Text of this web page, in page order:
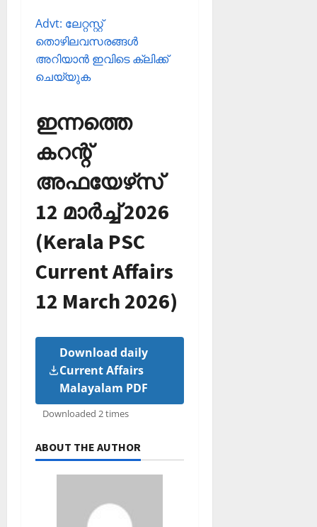
Advt: ലേറ്റസ്റ്റ്
തൊഴിലവസരങ്ങള്‍
അറിയാന്‍ ഇവിടെ ക്ലിക്ക്
ചെയ്യുക
ഇന്നത്തെ
കറന്റ്
അഫയേഴ്‌സ്
12 മാര്‍ച്ച്‌ 2026
(Kerala PSC
Current Affairs
12 March 2026)
Download daily
Current Affairs
Malayalam PDF
Downloaded 2 times
ABOUT THE AUTHOR